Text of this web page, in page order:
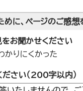
めに、ページのご感
お聞かせください
かりにくかった
さい（200字以内）